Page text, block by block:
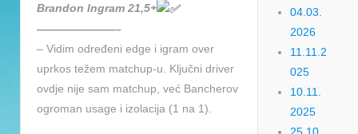
Brandon Ingram 21,5+
———————–
– Vidim određeni edge i igram over
uprkos težem matchup-u. Ključni driver
ovdje nije sam matchup, već Bancherov
ogroman usage i izolacija (1 na 1).
04.03.
2026
11.11.2
025
10.11.
2025